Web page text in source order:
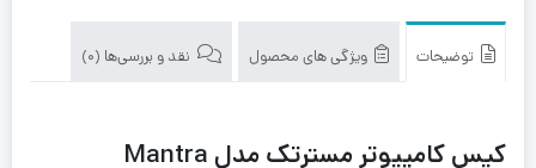
توضیحات ویژگی های محصول نقد و بررسی‌ها (0)
کیس کامپیوتر مسترتک مدل Mantra